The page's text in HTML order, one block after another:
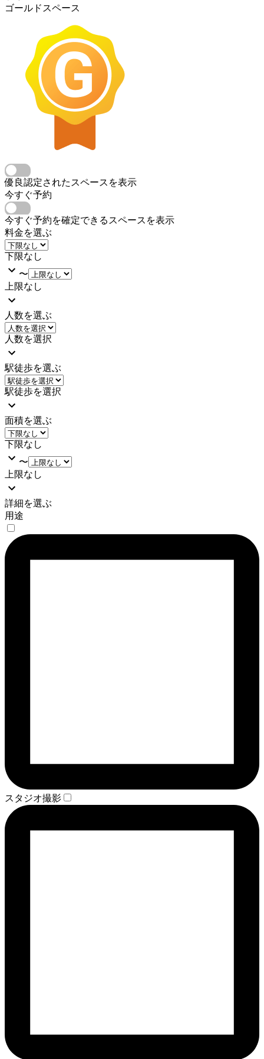
ゴールドスペース
優良認定されたスペースを表示
今すぐ予約
今すぐ予約を確定できるスペースを表示
料金を選ぶ
下限なし
〜
上限なし
人数を選ぶ
人数を選択
駅徒歩を選ぶ
駅徒歩を選択
面積を選ぶ
下限なし
〜
上限なし
詳細を選ぶ
用途
スタジオ撮影